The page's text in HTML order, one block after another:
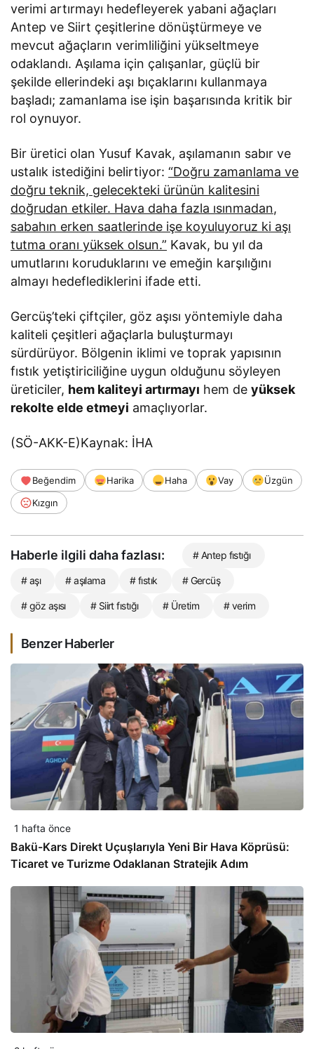
verimi artırmayı hedefleyerek yabani ağaçları
Antep ve Siirt çeşitlerine dönüştürmeye ve
mevcut ağaçların verimliliğini yükseltmeye
odaklandı. Aşılama için çalışanlar, güçlü bir
şekilde ellerindeki aşı bıçaklarını kullanmaya
başladı; zamanlama ise işin başarısında kritik bir
rol oynuyor.
Bir üretici olan Yusuf Kavak, aşılamanın sabır ve
ustalık istediğini belirtiyor:“Doğru zamanlama ve
doğru teknik, gelecekteki ürünün kalitesini
doğrudan etkiler. Hava daha fazla ısınmadan,
sabahın erken saatlerinde işe koyuluyoruz ki aşı
tutma oranı yüksek olsun.” Kavak, bu yıl da
umutlarını koruduklarını ve emeğin karşılığını
almayı hedeflediklerini ifade etti.
Gercüş’teki çiftçiler, göz aşısı yöntemiyle daha
kaliteli çeşitleri ağaçlarla buluşturmayı
sürdürüyor. Bölgenin iklimi ve toprak yapısının
fıstık yetiştiriciliğine uygun olduğunu söyleyen
üreticiler, hem kaliteyi artırmayı hem deyüksek
rekolte elde etmeyi amaçlıyorlar.
(SÖ-AKK-E)Kaynak: İHA
Beğendim Harika Haha Vay
Üzgün
Kızgın
Haberle ilgili daha fazlası: # Antep fıstığı
# aşı # aşılama # fıstık # Gercüş
# göz aşısı # Siirt fıstığı # Üretim # verim
Benzer Haberler
1 hafta önce
Bakü-Kars Direkt Uçuşlarıyla Yeni Bir Hava Köprüsü:
Ticaret ve Turizme Odaklanan Stratejik Adım